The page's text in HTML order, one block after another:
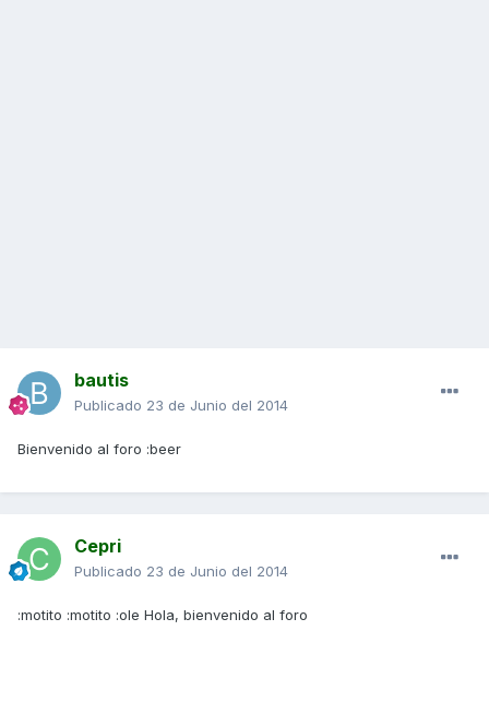
bautis
Publicado 23 de Junio del 2014
Bienvenido al foro :beer
Cepri
Publicado 23 de Junio del 2014
:motito :motito :ole Hola, bienvenido al foro